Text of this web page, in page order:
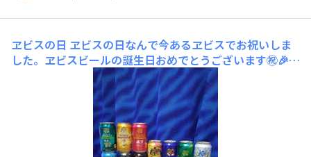
ヱビスの日 ヱビスの日なんで今あるヱビスでお祝いしま
した。ヱビスビールの誕生日おめでとうございます㊗️🎉👏
👏👏👏👏👏でも、飲むのはやっぱりヱビス、福ヱビスにし
ました。福ヱビスでなんちゃら スパゲッティとチキンソ
テー 風と余り物で作ったらしいサラダを美味しくいただ
きました。ごちそうさまでした🙏😎👍。でも、本音で言